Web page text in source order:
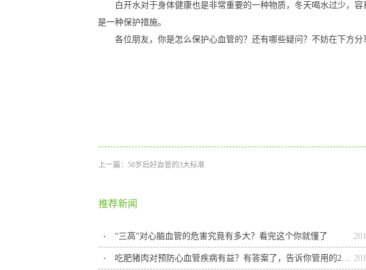
白开水对于身体健康也是非常重要的一种物质，冬天喝水过少，
是一种保护措施。
各位朋友，你是怎么保护心血管的？还有哪些疑问？不妨在下方分
上一篇： 50岁后好血管的3大标准
推荐新闻
“三高”对心脑血管的危害究竟有多大？看完这个你就懂了
吃肥猪肉对预防心血管疾病有益？有答案了，告诉你管用的2种做法